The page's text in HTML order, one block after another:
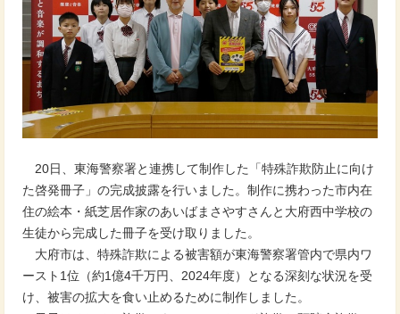
20日、東海警察署と連携して制作した「特殊詐欺防止に向け
た啓発冊子」の完成披露を行いました。制作に携わった市内在
住の絵本・紙芝居作家のあいばまさやすさんと大府西中学校の
生徒から完成した冊子を受け取りました。
大府市は、特殊詐欺による被害額が東海警察署管内で県内ワ
ースト1位（約1億4千万円、2024年度）となる深刻な状況を受
け、被害の拡大を食い止めるために制作しました。